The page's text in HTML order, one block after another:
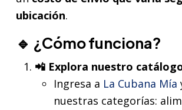
ubicación.
🔹 ¿Cómo funciona?
📲 Explora nuestro
Ingresa a La Cubana Mía
nuestras categorías: